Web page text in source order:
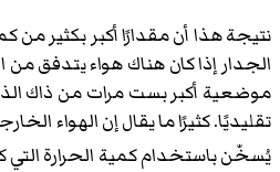
نتيجة هذا أن مقدارًا أكبر بكثير من
الجدار إذا كان هناك هواء يتدفق
موضعية أكبر بست مرات من ذاك
تقليديًا. كثيرًا ما يقال إن الهواء
يُسخّن باستخدام كمية الحرارة